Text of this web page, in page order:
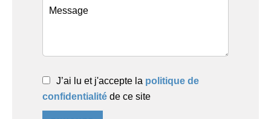
J’ai lu et j'accepte la politique de
confidentialité de ce site